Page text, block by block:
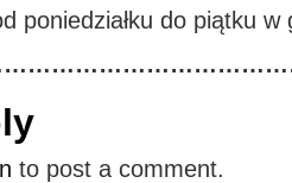
poniedziałku do piątku
to post a comment.